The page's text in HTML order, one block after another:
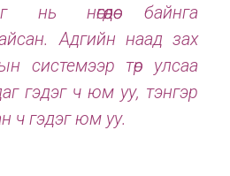
нөгөөдөө байнга
Адгийн наад зах
системээр төр улсаа
гэдэг ч юм уу, тэнгэр
ч гэдэг юм уу.